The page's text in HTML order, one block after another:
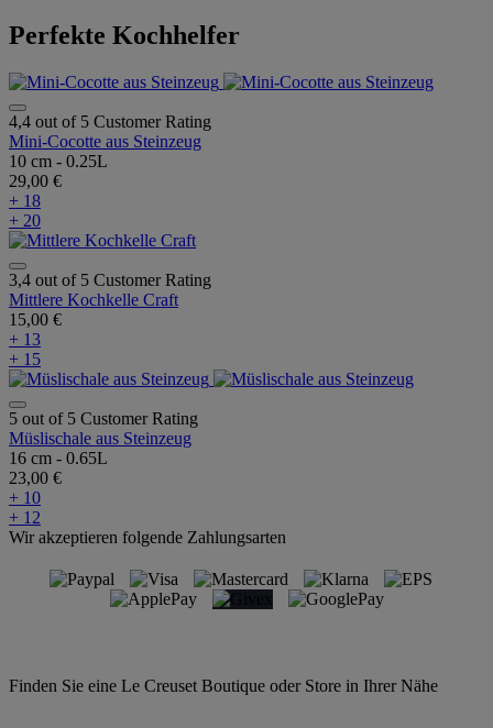
Perfekte Kochhelfer
4,4 out of 5 Customer Rating
Mini-Cocotte aus Steinzeug
10 cm - 0.25L
29,00 €
+ 18
+ 20
3,4 out of 5 Customer Rating
Mittlere Kochkelle Craft
15,00 €
+ 13
+ 15
5 out of 5 Customer Rating
Müslischale aus Steinzeug
16 cm - 0.65L
23,00 €
+ 10
+ 12
Wir akzeptieren folgende Zahlungsarten
Finden Sie eine Le Creuset Boutique oder Store in Ihrer Nähe